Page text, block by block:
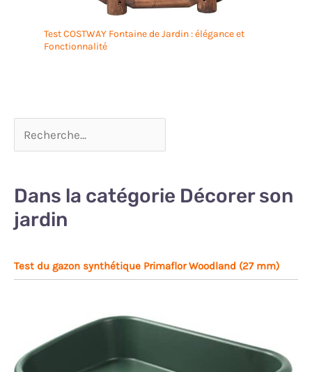
Test COSTWAY Fontaine de Jardin : élégance et
Fonctionnalité
Dans la catégorie Décorer son
jardin
Test du gazon synthétique Primaflor Woodland (27 mm)